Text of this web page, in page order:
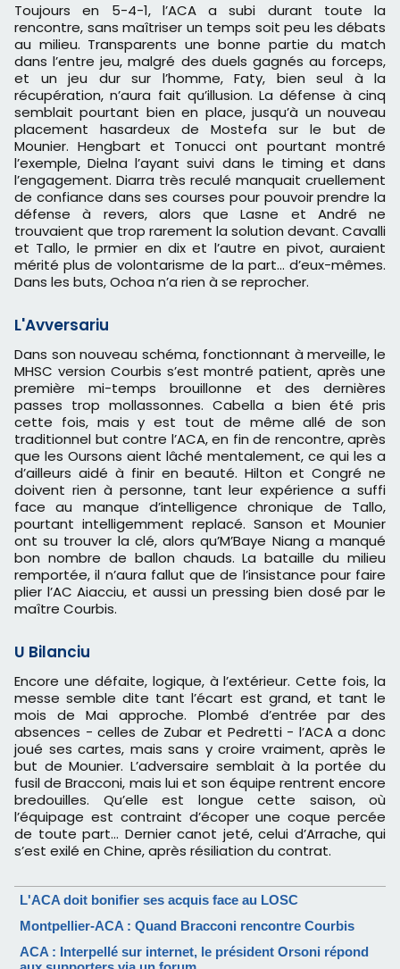
Toujours en 5-4-1, l’ACA a subi durant toute la
rencontre, sans maîtriser un temps soit peu les débats
au milieu. Transparents une bonne partie du match
dans l’entre jeu, malgré des duels gagnés au forceps,
et un jeu dur sur l’homme, Faty, bien seul à la
récupération, n’aura fait qu’illusion. La défense à cinq
semblait pourtant bien en place, jusqu’à un nouveau
placement hasardeux de Mostefa sur le but de
Mounier. Hengbart et Tonucci ont pourtant montré
l’exemple, Dielna l’ayant suivi dans le timing et dans
l’engagement. Diarra très reculé manquait cruellement
de confiance dans ses courses pour pouvoir prendre la
défense à revers, alors que Lasne et André ne
trouvaient que trop rarement la solution devant. Cavalli
et Tallo, le prmier en dix et l’autre en pivot, auraient
mérité plus de volontarisme de la part… d’eux-mêmes.
Dans les buts, Ochoa n’a rien à se reprocher.
L'Avversariu
Dans son nouveau schéma, fonctionnant à merveille, le
MHSC version Courbis s’est montré patient, après une
première mi-temps brouillonne et des dernières
passes trop mollassonnes. Cabella a bien été pris
cette fois, mais y est tout de même allé de son
traditionnel but contre l’ACA, en fin de rencontre, après
que les Oursons aient lâché mentalement, ce qui les a
d’ailleurs aidé à finir en beauté. Hilton et Congré ne
doivent rien à personne, tant leur expérience a suffi
face au manque d’intelligence chronique de Tallo,
pourtant intelligemment replacé. Sanson et Mounier
ont su trouver la clé, alors qu’M’Baye Niang a manqué
bon nombre de ballon chauds. La bataille du milieu
remportée, il n’aura fallut que de l’insistance pour faire
plier l’AC Aiacciu, et aussi un pressing bien dosé par le
maître Courbis.
U Bilanciu
Encore une défaite, logique, à l’extérieur. Cette fois, la
messe semble dite tant l’écart est grand, et tant le
mois de Mai approche. Plombé d’entrée par des
absences - celles de Zubar et Pedretti - l’ACA a donc
joué ses cartes, mais sans y croire vraiment, après le
but de Mounier. L’adversaire semblait à la portée du
fusil de Bracconi, mais lui et son équipe rentrent encore
bredouilles. Qu’elle est longue cette saison, où
l’équipage est contraint d’écoper une coque percée
de toute part… Dernier canot jeté, celui d’Arrache, qui
s’est exilé en Chine, après résiliation du contrat.
L'ACA doit bonifier ses acquis face au LOSC
Montpellier-ACA : Quand Bracconi rencontre Courbis
ACA : Interpellé sur internet, le président Orsoni répond